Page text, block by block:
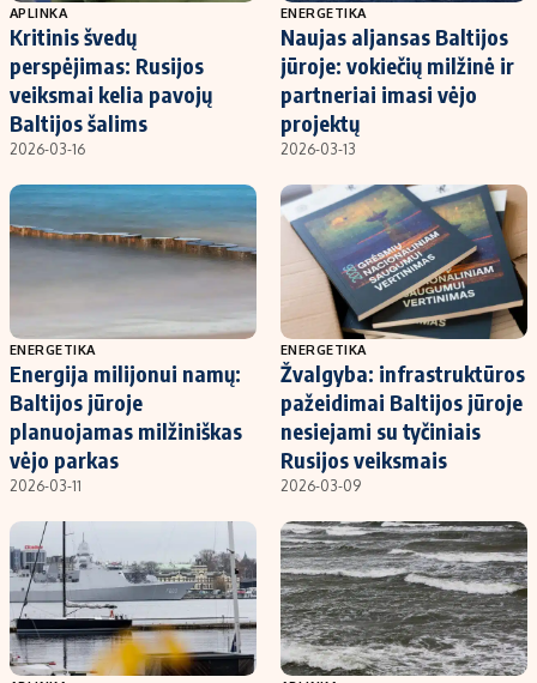
APLINKA
Kritinis švedų
perspėjimas: Rusijos
veiksmai kelia pavojų
Baltijos šalims
2026-03-16
ENERGETIKA
Naujas aljansas Baltijos
jūroje: vokiečių milžinė ir
partneriai imasi vėjo
projektų
2026-03-13
ENERGETIKA
Energija milijonui namų:
Baltijos jūroje
planuojamas milžiniškas
vėjo parkas
2026-03-11
ENERGETIKA
Žvalgyba: infrastruktūros
pažeidimai Baltijos jūroje
nesiejami su tyčiniais
Rusijos veiksmais
2026-03-09